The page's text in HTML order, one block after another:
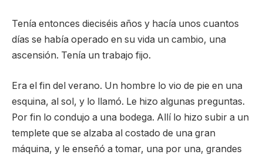
Tenía entonces dieciséis años y hacía unos cuantos
días se había operado en su vida un cambio, una
ascensión. Tenía un trabajo fijo.
Era el fin del verano. Un hombre lo vio de pie en una
esquina, al sol, y lo llamó. Le hizo algunas preguntas.
Por fin lo condujo a una bodega. Allí lo hizo subir a un
templete que se alzaba al costado de una gran
máquina, y le enseñó a tomar, una por una, grandes